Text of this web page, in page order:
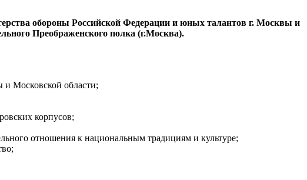
обороны Российской Федерации и юных талантов г. Москвы и
Преображенского полка (г.Москва).
Московской области;
корпусов;
отношения к национальным традициям и культуре;